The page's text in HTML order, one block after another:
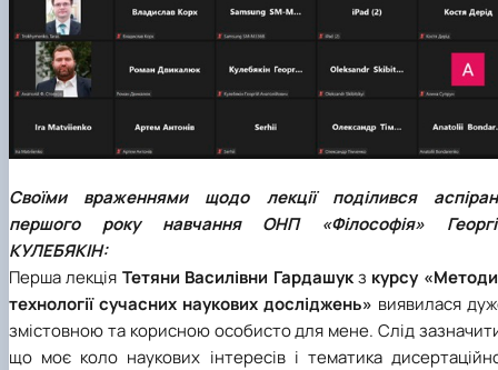
Своїми враженнями щодо лекції поділився
першого року навчання ОНП «Філософія»
КУЛЕБЯКІН:
Перша лекція Тетяни Василівни Гардашукз курсу «Методи
технології сучасних наукових досліджень» виявилася
змістовною та корисною особисто для мене. Слід
що моє коло наукових інтересів і тематика